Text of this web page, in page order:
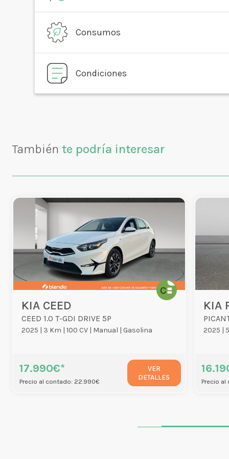
Consumos
Condiciones
También te podría interesar
KIA CEED
CEED 1.0 T-GDI DRIVE 5P
2025 | 3 Km | 100 CV | Manual | Gasolina
17.990€*
Precio al contado: 22.990€
VER
DETALLES
KIA
2025 |
Precio al